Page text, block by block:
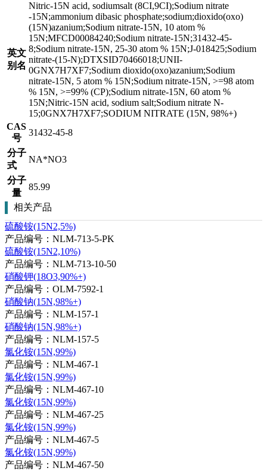
英文
别名
Nitric-15N acid, sodiumsalt (8CI,9CI);Sodium nitrate
-15N;ammonium dibasic phosphate;sodium;dioxido(oxo)
(15N)azanium;Sodium nitrate-15N, 10 atom %
15N;MFCD00084240;Sodium nitrate-15N;31432-45-
8;Sodium nitrate-15N, 25-30 atom % 15N;J-018425;Sodium
nitrate-(15-N);DTXSID70466018;UNII-
0GNX7H7XF7;Sodium dioxido(oxo)azanium;Sodium
nitrate-15N, 5 atom % 15N;Sodium nitrate-15N, >=98 atom
% 15N, >=99% (CP);Sodium nitrate-15N, 60 atom %
15N;Nitric-15N acid, sodium salt;Sodium nitrate N-
15;0GNX7H7XF7;SODIUM NITRATE (15N, 98%+)
CAS
号
31432-45-8
分子
式
NA*NO3
分子
量
85.99
相关产品
硫酸铵(15N2,5%)
产品编号：NLM-713-5-PK
硫酸铵(15N2,10%)
产品编号：NLM-713-10-50
硝酸钾(18O3,90%+)
产品编号：OLM-7592-1
硝酸钠(15N,98%+)
产品编号：NLM-157-1
硝酸钠(15N,98%+)
产品编号：NLM-157-5
氯化铵(15N,99%)
产品编号：NLM-467-1
氯化铵(15N,99%)
产品编号：NLM-467-10
氯化铵(15N,99%)
产品编号：NLM-467-25
氯化铵(15N,99%)
产品编号：NLM-467-5
氯化铵(15N,99%)
产品编号：NLM-467-50